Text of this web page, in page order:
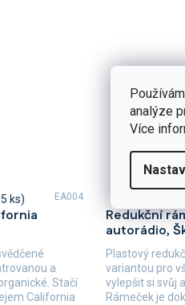
analýze
Více
ks)
a
Stačí
California
EA004
Redukční
autorádio,
hodnocení
produktu
je
z
5
Plastový
variantou pro
vylepšit si svůj
Rámeček je